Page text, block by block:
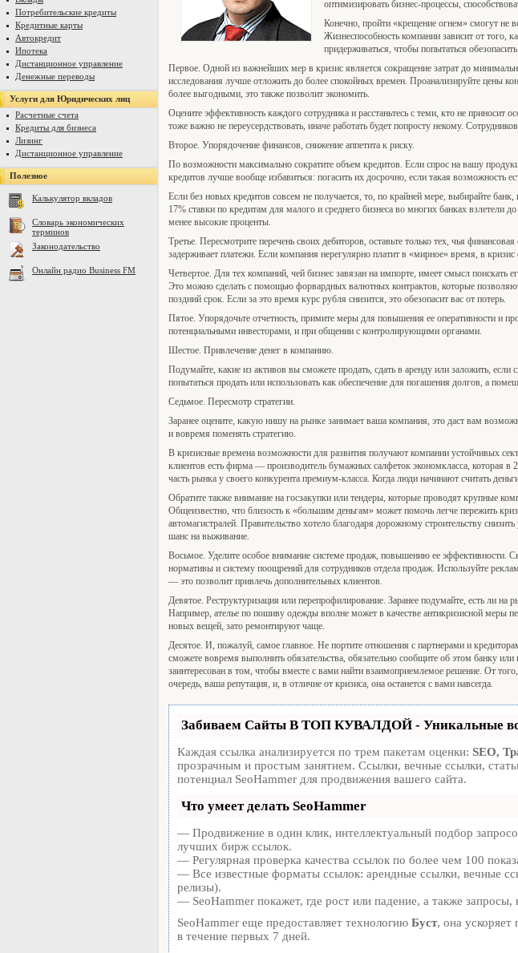
Потребительские кредиты
Кредитные карты
Автокредит
Ипотека
Дистанционное управление
Денежные переводы
Услуги для Юридических лиц
Расчетные счета
Кредиты для бизнеса
Лизинг
Дистанционное управление
Полезное
Калькулятор вкладов
Словарь экономических
терминов
Законодательство
Онлайн радио Business FM
оптимизировать бизнес-процессы,
Конечно, пройти «крещение огнем» смогут не
Жизнеспособность компании зависит от того,
придерживаться, чтобы попытаться
Первое. Одной из важнейших мер в кризис является сокращение затрат до
исследования лучше отложить до более спокойных времен. Проанализируйте цены
более выгодными, это также позволит экономить.
Оцените эффективность каждого сотрудника и расстаньтесь с теми, кто не
тоже важно не переусердствовать, иначе работать будет попросту некому.
Второе. Упорядочение финансов, снижение аппетита к риску.
По возможности максимально сократите объем кредитов. Если спрос на вашу
кредитов лучше вообще избавиться: погасить их досрочно, если такая возможность
Если без новых кредитов совсем не получается, то, по крайней мере, выбирайте
17% ставки по кредитам для малого и среднего бизнеса во многих банках
менее высокие проценты.
Третье. Пересмотрите перечень своих дебиторов, оставьте только тех, чья
задерживает платежи. Если компания нерегулярно платит в «мирное» время, в кризис
Четвертое. Для тех компаний, чей бизнес завязан на импорте, имеет смысл поискать
Это можно сделать с помощью форвардных валютных контрактов, которые
поздний срок. Если за это время курс рубля снизится, это обезопасит вас от потерь.
Пятое. Упорядочьте отчетность, примите меры для повышения ее оперативности и
потенциальными инвесторами, и при общении с контролирующими органами.
Шестое. Привлечение денег в компанию.
Подумайте, какие из активов вы сможете продать, сдать в аренду или заложить,
попытаться продать или использовать как обеспечение для погашения долгов, а
Седьмое. Пересмотр стратегии.
Заранее оцените, какую нишу на рынке занимает ваша компания, это даст вам
и вовремя поменять стратегию.
В кризисные времена возможности для развития получают компании устойчивых
клиентов есть фирма — производитель бумажных салфеток экономкласса, которая в
часть рынка у своего конкурента премиум-класса. Когда люди начинают считать
Обратите также внимание на госзакупки или тендеры, которые проводят крупные
Общеизвестно, что близость к «большим деньгам» может помочь легче пережить
автомагистралей. Правительство хотело благодаря дорожному строительству
шанс на выживание.
Восьмое. Уделите особое внимание системе продаж, повышению ее эффективности.
нормативы и систему поощрений для сотрудников отдела продаж. Используйте
— это позволит привлечь дополнительных клиентов.
Девятое. Реструктуризация или перепрофилирование. Заранее подумайте, есть ли
Например, ателье по пошиву одежды вполне может в качестве антикризисной
новых вещей, зато ремонтируют чаще.
Десятое. И, пожалуй, самое главное. Не портите отношения с партнерами и
сможете вовремя выполнить обязательства, обязательно сообщите об этом банку
заинтересован в том, чтобы вместе с вами найти взаимоприемлемое решение. От
очередь, ваша репутация, и, в отличие от кризиса, она останется с вами навсегда.
Забиваем Сайты В ТОП КУВАЛДОЙ - Уникальные
Каждая ссылка анализируется по трем пакетам оценки: SEO,
прозрачным и простым занятием. Ссылки, вечные ссылки,
потенциал SeoHammer для продвижения вашего сайта.
Что умеет делать SeoHammer
— Продвижение в один клик, интеллектуальный подбор
лучших бирж ссылок.
— Регулярная проверка качества ссылок по более чем 100
— Все известные форматы ссылок: арендные ссылки, вечные
релизы).
— SeoHammer покажет, где рост или падение, а также
SeoHammer еще предоставляет технологию Буст, она ускоряет
в течение первых 7 дней.